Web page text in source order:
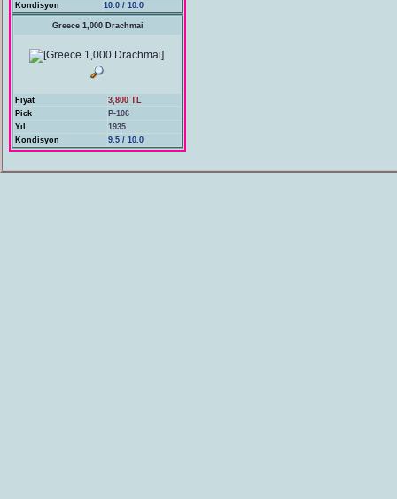
Kondisyon
10.0 / 10.0
Greece 1,000 Drachmai
Fiyat
3,800 TL
Pick
P-106
Yıl
1935
Kondisyon
9.5 / 10.0